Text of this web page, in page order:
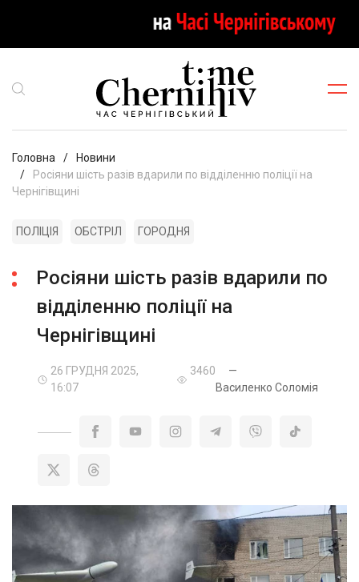
Головна
Новини
Росіяни шість разів вдарили по відділенню поліції на
Чернігівщині
ПОЛІЦІЯ ОБСТРІЛ ГОРОДНЯ
Росіяни шість разів вдарили по
відділенню поліції на
Чернігівщині
26 ГРУДНЯ 2025,
16:07
3460
—
Василенко Соломія